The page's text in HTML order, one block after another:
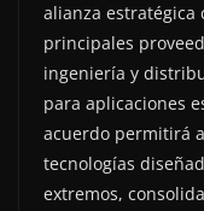
alianza estratégica
principales
ingeniería y
para aplicaciones
acuerdo permitirá
tecnologías
extremos,